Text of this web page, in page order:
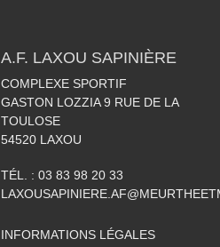
A.F. LAXOU SAPINIÈRE
COMPLEXE SPORTIF
GASTON LOZZIA 9 RUE DE LA
TOULOSE
54520 LAXOU
TÉL. : 03 83 98 20 33
INFORMATIONS LÉGALES